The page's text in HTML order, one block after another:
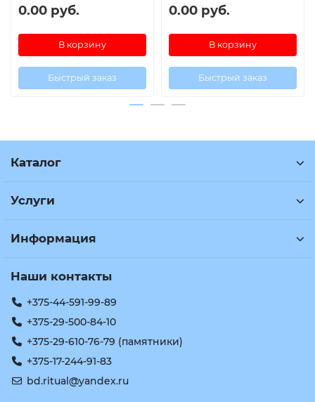
0.00 руб.
В корзину
Быстрый заказ
0.00 руб.
В корзину
Быстрый заказ
Каталог
Услуги
Информация
Наши контакты
+375-44-591-99-89
+375-29-500-84-10
+375-29-610-76-79 (памятники)
+375-17-244-91-83
bd.ritual@yandex.ru